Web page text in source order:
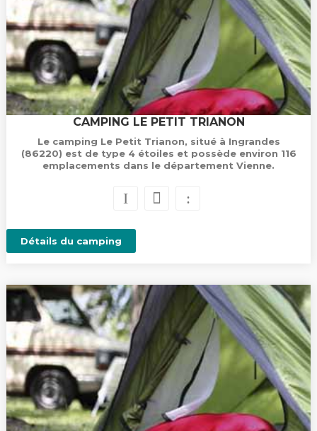
CAMPING LE PETIT TRIANON
Le camping Le Petit Trianon, situé à Ingrandes
(86220) est de type 4 étoiles et possède environ 116
emplacements dans le département Vienne.
Détails du camping